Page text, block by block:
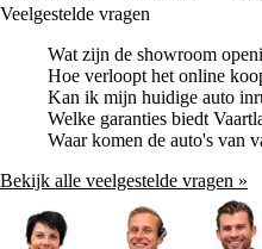
Veelgestelde vragen
Wat zijn de showroom
Hoe verloopt het online
Kan ik mijn huidige auto
Welke garanties biedt
Waar komen de auto's van
Bekijk alle veelgestelde vragen »